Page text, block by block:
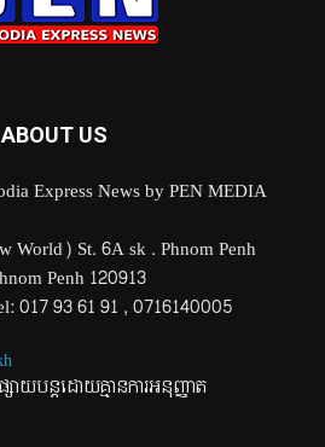
ABOUT US
Express News by PEN MEDIA
World) St. 6A sk . Phnom Penh
Penh 120913
017 93 61 91 , 0716140005
យបន្តដោយគ្មានការអនុញ្ញាត